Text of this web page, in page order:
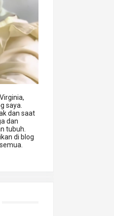
saya.
dan saat
dan
tubuh.
di blog